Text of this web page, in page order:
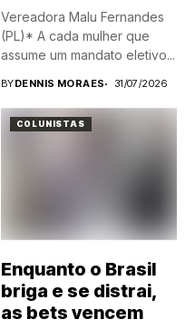
Vereadora Malu Fernandes
(PL)* A cada mulher que
assume um mandato eletivo...
BYDENNIS MORAES 31/07/2026
COLUNISTAS
Enquanto o Brasil
briga e se distrai,
as bets vencem